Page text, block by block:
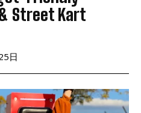
Street Kart
日